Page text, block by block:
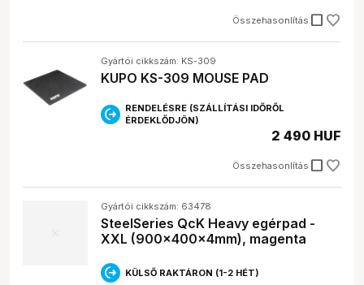
A csúszásmentesítés megakadályozza, hogy az
egérpad elmozduljon használat közben, így
biztosítva a pontos irányítást.
Összehasonlítás check_box_outline_blank
Gyártói cikkszám: KS-309
KUPO KS-309 MOUSE PAD
RENDELÉSRE (SZÁLLÍTÁSI IDŐRŐL
ÉRDEKLŐDJÖN)
Összehasonlítás check_box_outline_blank
2 490 HUF
Gyártói cikkszám: 63478
SteelSeries QcK Heavy egérpad -
XXL (900x400x4mm), magenta
KÜLSŐ RAKTÁRON (1-2 HÉT)